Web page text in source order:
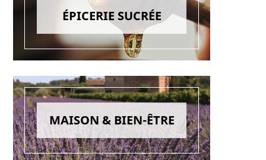
ÉPICERIE SUCRÉE
MAISON & BIEN-ÊTRE